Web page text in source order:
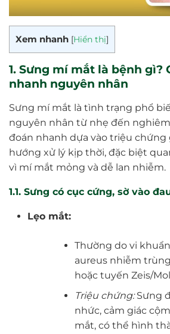
Xem nhanh [Hiển thị]
1. Sưng mí mắt là bệnh gì?
nhanh nguyên nhân
Sưng mí mắt là tình trạng phổ
nguyên nhân từ nhẹ đến
đoán nhanh dựa vào triệu chứng
hướng xử lý kịp thời, đặc biệt
vì mí mắt mỏng và dễ lan nhiễm.
1.1. Sưng có cục cứng, sờ vào
Lẹo mắt:
Thường do vi
aureus nhiễm
hoặc tuyến Zeis/
Triệu chứng:Sưng
nhức, cảm giác
mắt, có thể hình